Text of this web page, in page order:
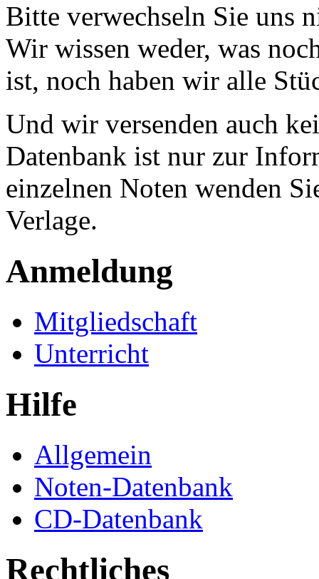
Bitte verwechseln Sie uns
Wir wissen weder, was
ist, noch haben wir alle
Und wir versenden auch
Datenbank ist nur zur
einzelnen Noten wenden
Verlage.
Anmeldung
Mitgliedschaft
Unterricht
Hilfe
Allgemein
Noten-Datenbank
CD-Datenbank
Rechtliches